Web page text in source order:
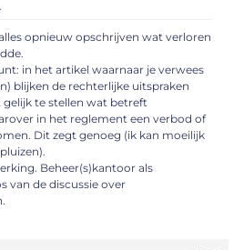
opnieuw opschrijven wat verloren
in het artikel waarnaar je verwees
blijken de rechterlijke uitspraken
gelijk te stellen wat betreft
in het reglement een verbod of
Dit zegt genoeg (ik kan moeilijk
Beheer(s)kantoor als
van de discussie over